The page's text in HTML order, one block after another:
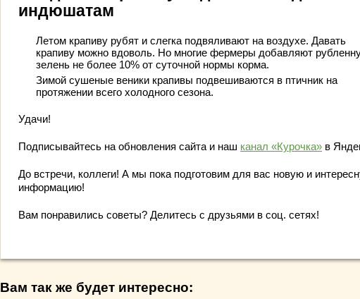
индюшатам
Летом крапиву рубят и слегка подвяливают на воздухе. Давать
крапиву можно вдоволь. Но многие фермеры добавляют
зелень не более 10% от суточной нормы корма.
Зимой сушеные веники крапивы подвешиваются в птичник на
протяжении всего холодного сезона.
Удачи!
Подписывайтесь на обновления сайта и наш канал «Курочка» в
До встречи, коллеги! А мы пока подготовим для вас новую и
информацию!
Вам понравились советы? Делитесь с друзьями в соц. сетях!
Вам так же будет интересно: